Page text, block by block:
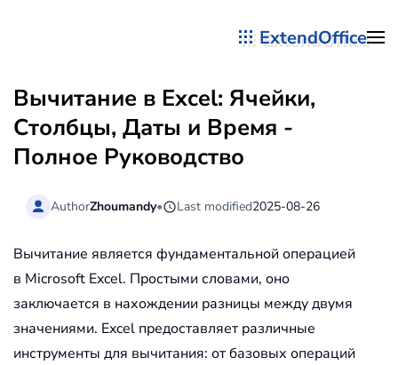
ExtendOffice
Вычитание в Excel: Ячейки,
Столбцы, Даты и Время -
Полное Руководство
AuthorZhoumandy• Last modified2025-08-26
Вычитание является фундаментальной операцией
в Microsoft Excel. Простыми словами, оно
заключается в нахождении разницы между двумя
значениями. Excel предоставляет различные
инструменты для вычитания: от базовых операций